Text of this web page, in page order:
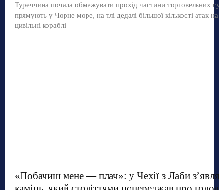
Туреччина почала обмежувати прохід частини торговельних
прямують у Чорне море, на тлі дедалі більшої кількості атак на
цивільні кораблі
«Побачиш мене — плач»: у Чехії з Лаби